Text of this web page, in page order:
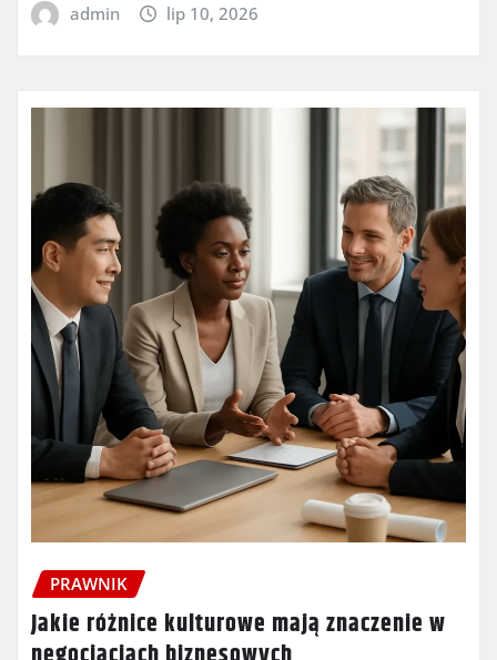
admin lip 10, 2026
PRAWNIK
Jakie różnice kulturowe mają znaczenie w